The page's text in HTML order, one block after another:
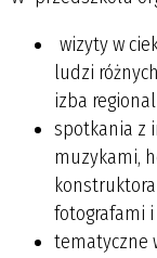
wizyty w
ludzi
izba
spotkania z
muzykami,
fotografami i
tematyczne